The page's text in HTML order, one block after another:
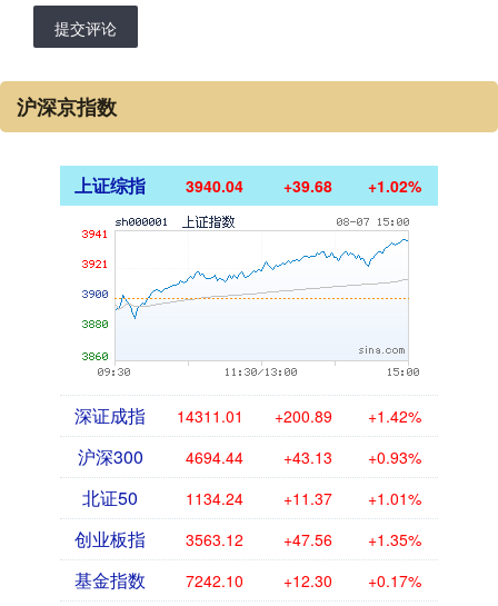
提交评论
沪深京指数
上证综指 3940.04 +39.68 +1.02%
深证成指 14311.01 +200.89 +1.42%
沪深300 4694.44 +43.13 +0.93%
北证50 1134.24 +11.37 +1.01%
创业板指 3563.12 +47.56 +1.35%
基金指数 7242.10 +12.30 +0.17%